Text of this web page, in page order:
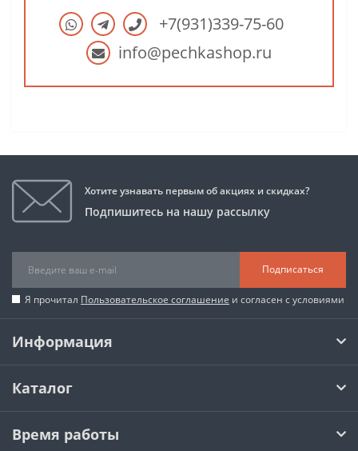
+7(931)339-75-60
info@pechkashop.ru
Хотите узнавать первым об акциях и скидках?
Подпишитесь на нашу рассылку
Подписаться
Я прочитал Пользовательское соглашение и согласен с условиями
Информация
Каталог
Время работы